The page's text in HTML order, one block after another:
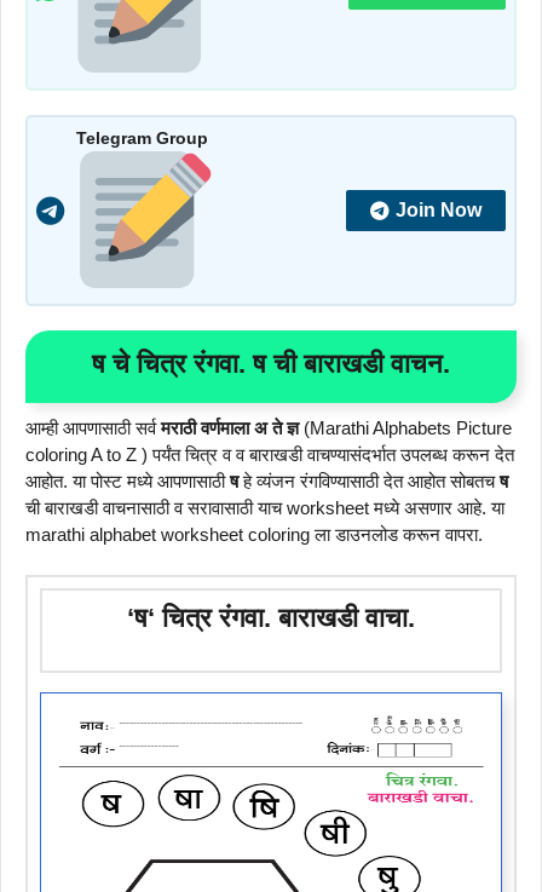
Telegram Group
Join Now
षचे चित्र रंगवा.षची बाराखडी वाचन.
आम्ही आपणासाठी सर्वमराठी वर्णमाला अ ते ज्ञ (Marathi Alphabets Picture
coloring A to Z ) पर्यंत चित्र व व बाराखडी वाचण्यासंदर्भात उपलब्ध करून देत
आहोत. या पोस्ट मध्ये आपणासाठीषहे व्यंजन रंगविण्यासाठी देत आहोत सोबतचष
ची बाराखडी वाचनासाठी व सरावासाठी याच worksheet मध्ये असणार आहे. या
marathi alphabet worksheet coloring ला डाउनलोड करून वापरा.
‘ष‘ चित्र रंगवा. बाराखडी वाचा.